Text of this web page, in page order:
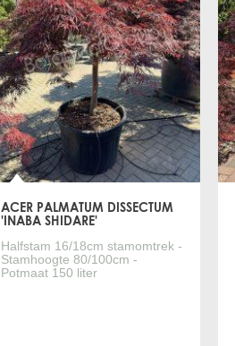
ACER PALMATUM DISSECTUM
'INABA SHIDARE'
Halfstam 16/18cm stamomtrek -
Stamhoogte 80/100cm -
Potmaat 150 liter